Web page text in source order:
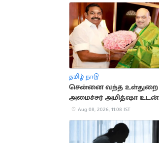
தமிழ் நாடு
சென்னை வந்த உள்துறை
அமைச்சர் அமித்ஷா உடன்
இபிஎஸ் சந்திப்பு
Aug 08, 2026, 11:08 IST